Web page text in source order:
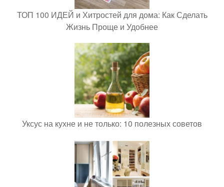
ТОП 100 ИДЕЙ и Хитростей для дома: Как Сделать
Жизнь Проще и Удобнее
Уксус на кухне и не только: 10 полезных советов